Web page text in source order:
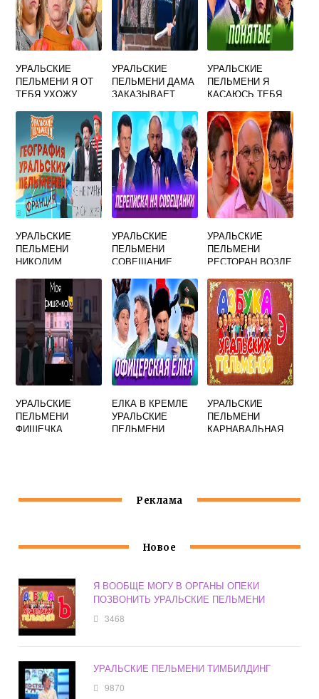
УРАЛЬСКИЕ
ПЕЛЬМЕНИ Я ОТ
ТЕБЯ УХОЖУ
УРАЛЬСКИЕ
ПЕЛЬМЕНИ ДАМА
ЗАКАЗЫВАЕТ
УРАЛЬСКИЕ
ПЕЛЬМЕНИ Я
КАСАЮСЬ ТЕБЯ
УРАЛЬСКИЕ
ПЕЛЬМЕНИ
НИКОДИМ
УРАЛЬСКИЕ
ПЕЛЬМЕНИ
СОВЕЩАНИЕ
УРАЛЬСКИЕ
ПЕЛЬМЕНИ
РЕСТОРАН ВОЗЛЕ
УРАЛЬСКИЕ
ПЕЛЬМЕНИ
ФИШЕЧКА
ЕЛКА В КРЕМЛЕ
УРАЛЬСКИЕ
ПЕЛЬМЕНИ
УРАЛЬСКИЕ
ПЕЛЬМЕНИ
КАРНАВАЛЬНАЯ
Реклама
Новое
Я ВООБЩЕ МОГУ В ОРГАНЫ ОПЕКИ
ПОЗВОНИТЬ УРАЛЬСКИЕ ПЕЛЬМЕНИ
3468
УРАЛЬСКИЕ ПЕЛЬМЕНИ ТИМБИЛДИНГ
9870